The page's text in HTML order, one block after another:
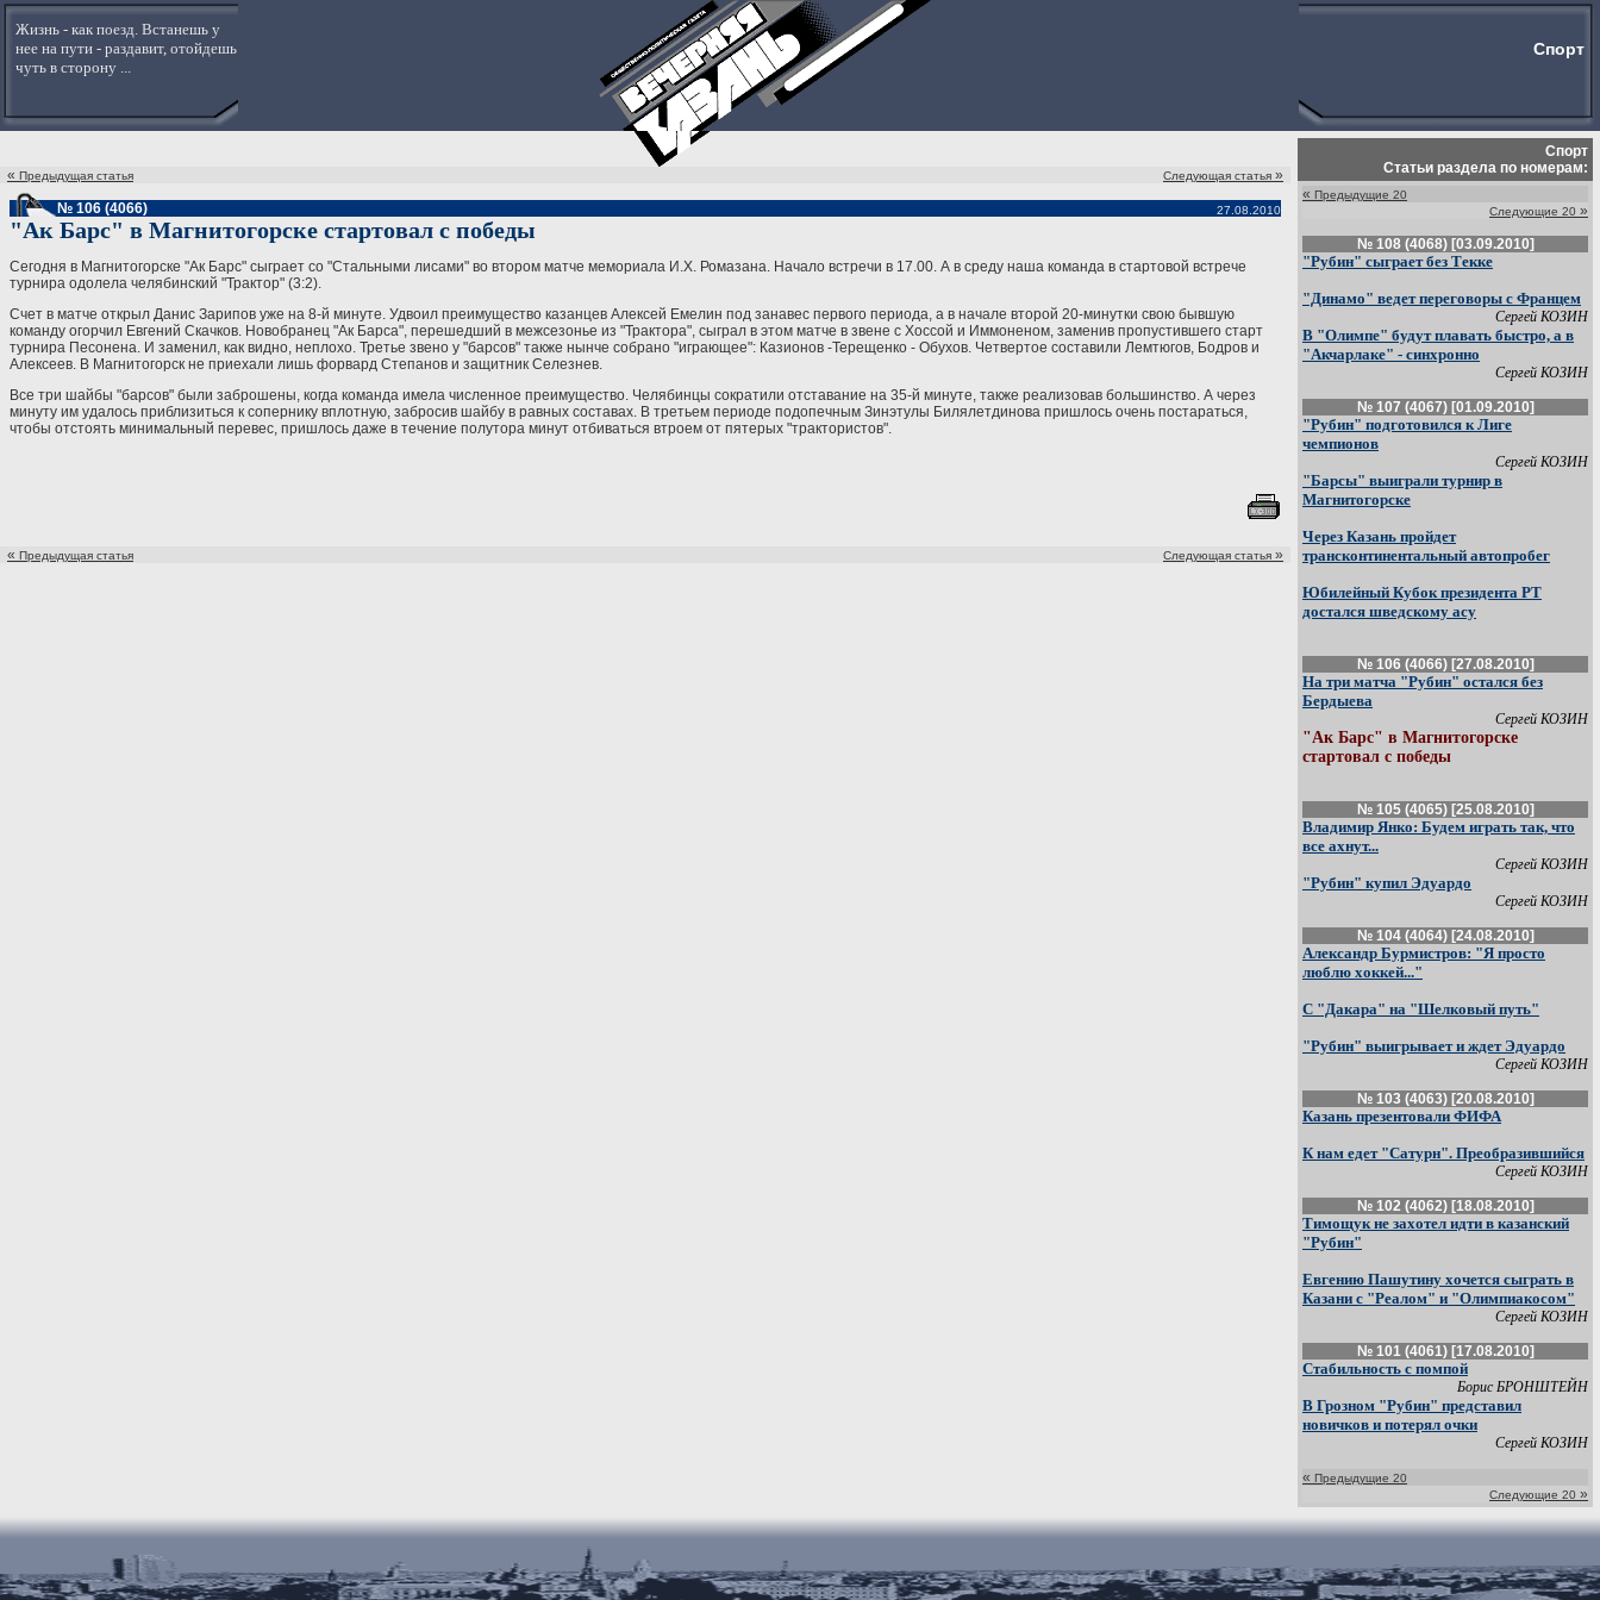
Жизнь - как поезд. Встанешь у
нее на пути - раздавит, отойдешь
чуть в сторону ...
Спорт
« Предыдущая статья Следующая статья »
№ 106 (4066)
27.08.2010
"Ак Барс" в Магнитогорске стартовал с победы
Сегодня в Магнитогорске "Ак Барс" сыграет со "Стальными лисами" во втором матче мемориала И.Х. Ромазана. Начало встречи в 17.00. А в среду наша команда в стартовой встрече
турнира одолела челябинский "Трактор" (3:2).
Счет в матче открыл Данис Зарипов уже на 8-й минуте. Удвоил преимущество казанцев Алексей Емелин под занавес первого периода, а в начале второй 20-минутки свою бывшую
команду огорчил Евгений Скачков. Новобранец "Ак Барса", перешедший в межсезонье из "Трактора", сыграл в этом матче в звене с Хоссой и Иммоненом, заменив пропустившего старт
турнира Песонена. И заменил, как видно, неплохо. Третье звено у "барсов" также нынче собрано "играющее": Казионов -Терещенко - Обухов. Четвертое составили Лемтюгов, Бодров и
Алексеев. В Магнитогорск не приехали лишь форвард Степанов и защитник Селезнев.
Все три шайбы "барсов" были заброшены, когда команда имела численное преимущество. Челябинцы сократили отставание на 35-й минуте, также реализовав большинство. А через
минуту им удалось приблизиться к сопернику вплотную, забросив шайбу в равных составах. В третьем периоде подопечным Зинэтулы Билялетдинова пришлось очень постараться,
чтобы отстоять минимальный перевес, пришлось даже в течение полутора минут отбиваться втроем от пятерых "трактористов".
« Предыдущая статья Следующая статья »
Спорт
Статьи раздела по номерам:
« Предыдущие 20
Следующие 20 »
№ 108 (4068) [03.09.2010]
"Рубин" сыграет без Текке
"Динамо" ведет переговоры с Францем
Сергей КОЗИН
В "Олимпе" будут плавать быстро, а в
"Акчарлаке" - синхронно
Сергей КОЗИН
№ 107 (4067) [01.09.2010]
"Рубин" подготовился к Лиге
чемпионов
Сергей КОЗИН
"Барсы" выиграли турнир в
Магнитогорске
Через Казань пройдет
трансконтинентальный автопробег
Юбилейный Кубок президента РТ
достался шведскому асу
№ 106 (4066) [27.08.2010]
На три матча "Рубин" остался без
Бердыева
Сергей КОЗИН
"Ак Барс" в Магнитогорске
стартовал с победы
№ 105 (4065) [25.08.2010]
Владимир Янко: Будем играть так, что
все ахнут...
Сергей КОЗИН
"Рубин" купил Эдуардо
Сергей КОЗИН
№ 104 (4064) [24.08.2010]
Александр Бурмистров: "Я просто
люблю хоккей..."
С "Дакара" на "Шелковый путь"
"Рубин" выигрывает и ждет Эдуардо
Сергей КОЗИН
№ 103 (4063) [20.08.2010]
Казань презентовали ФИФА
К нам едет "Сатурн". Преобразившийся
Сергей КОЗИН
№ 102 (4062) [18.08.2010]
Тимощук не захотел идти в казанский
"Рубин"
Евгению Пашутину хочется сыграть в
Казани с "Реалом" и "Олимпиакосом"
Сергей КОЗИН
№ 101 (4061) [17.08.2010]
Стабильность с помпой
Борис БРОНШТЕЙН
В Грозном "Рубин" представил
новичков и потерял очки
Сергей КОЗИН
« Предыдущие 20
Следующие 20 »